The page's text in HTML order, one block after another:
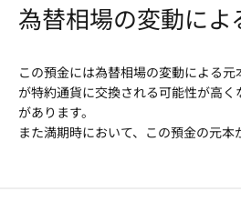
為替相場の変動に
この預金には為替相場の変動による
が特約通貨に交換される可能性が高
があります。
また満期時において、この預金の元